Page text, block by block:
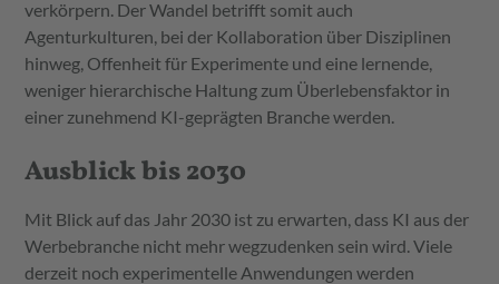
verkörpern. Der Wandel betrifft somit auch
Agenturkulturen, bei der Kollaboration über Disziplinen
hinweg, Offenheit für Experimente und eine lernende,
weniger hierarchische Haltung zum Überlebensfaktor in
einer zunehmend KI-geprägten Branche werden.
Ausblick bis 2030
Mit Blick auf das Jahr 2030 ist zu erwarten, dass KI aus der
Werbebranche nicht mehr wegzudenken sein wird. Viele
derzeit noch experimentelle Anwendungen werden